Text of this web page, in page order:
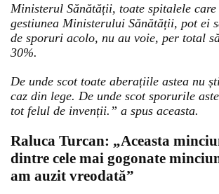
Ministerul Sănătății, toate spitalele care
gestiunea Ministerului Sănătății, pot ei
de sporuri acolo, nu au voie, per total
30%.
De unde scot toate aberațiile astea nu
caz din lege. De unde scot sporurile
tot felul de invenții.” a spus aceasta.
Raluca Turcan: „Aceasta
dintre cele mai gogonate
am auzit vreodată”